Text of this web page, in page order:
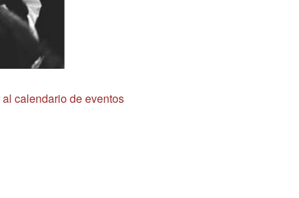
calendario de eventos